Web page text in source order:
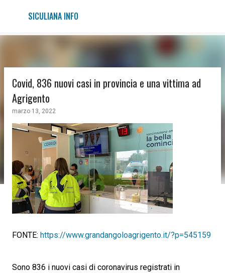
Passa ai contenuti principali
SICULIANA INFO
Covid, 836 nuovi casi in provincia e una vittima ad
Agrigento
marzo 13, 2022
FONTE: https://www.grandangoloagrigento.it/?p=545159
Sono 836 i nuovi casi di coronavirus registrati in